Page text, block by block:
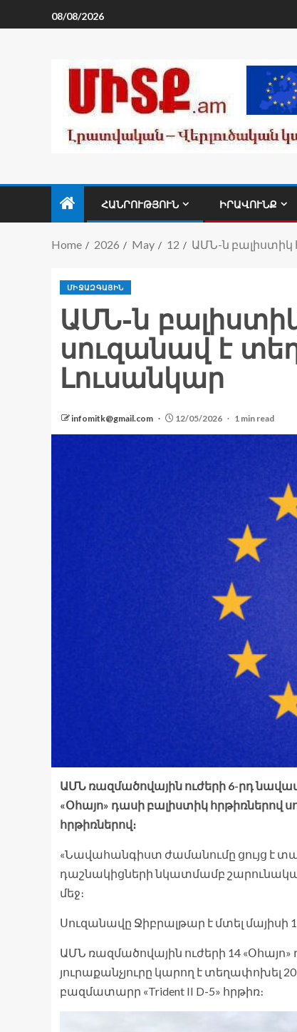
08/08/2026
ՀԱՆՐՈՒԹՅՈՒՆ ԻՐԱՎՈՒՆՔ
Home 2026 May 12 ԱՄՆ-ն բալիստիկ
ՄԻՋԱԶԳԱՅԻՆ
ԱՄՆ-ն
սուզանավ է
Լուսանկար
infomitk@gmail.com 12/05/2026 1 min read
ԱՄՆ ռազմածովային ուժերի 6-րդ
«Օհայո» դասի բալիստիկ հրթիռներով
հրթիռներով։
«Նավահանգիստ ժամանումը ցույց է
դաշնակիցների նկատմամբ
մեջ։
Սուզանավը Ջիբրալթար է մտել մայիսի
ԱՄՆ ռազմածովային ուժերի 14
յուրաքանչյուրը կարող է
բազմատարր «Trident II D-5» հրթիռ։